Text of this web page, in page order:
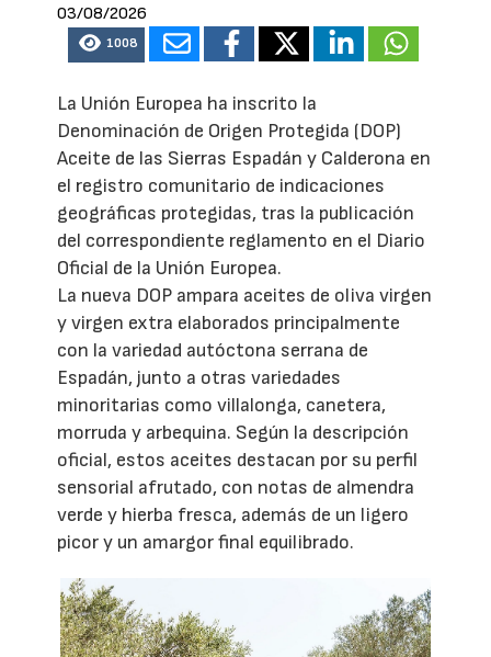
03/08/2026
1008
La Unión Europea ha inscrito la
Denominación de Origen Protegida (DOP)
Aceite de las Sierras Espadán y Calderona en
el registro comunitario de indicaciones
geográficas protegidas, tras la publicación
del correspondiente reglamento en el Diario
Oficial de la Unión Europea.
La nueva DOP ampara aceites de oliva virgen
y virgen extra elaborados principalmente
con la variedad autóctona serrana de
Espadán, junto a otras variedades
minoritarias como villalonga, canetera,
morruda y arbequina. Según la descripción
oficial, estos aceites destacan por su perfil
sensorial afrutado, con notas de almendra
verde y hierba fresca, además de un ligero
picor y un amargor final equilibrado.